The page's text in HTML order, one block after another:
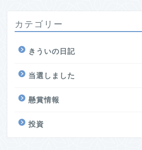
カテゴリー
きういの日記
当選しました
懸賞情報
投資